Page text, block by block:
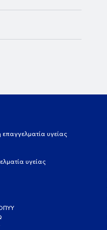
επαγγελματία υγείας
υγείας